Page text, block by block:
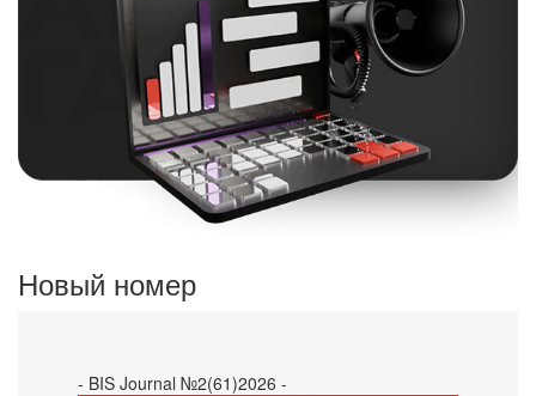
Новый номер
- BIS Journal №2(61)2026 -